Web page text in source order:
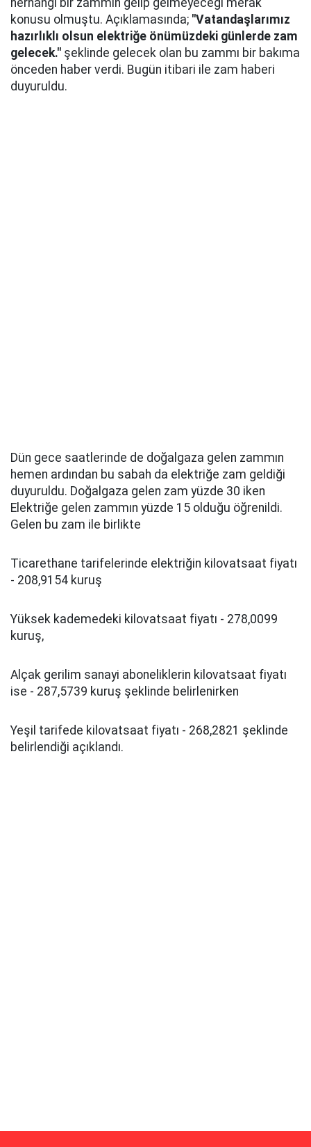
herhangi bir zammın gelip gelmeyeceği merak
konusu olmuştu. Açıklamasında; "Vatandaşlarımız
hazırlıklı olsun elektriğe önümüzdeki günlerde zam
gelecek." şeklinde gelecek olan bu zammı bir bakıma
önceden haber verdi. Bugün itibari ile zam haberi
duyuruldu.
Dün gece saatlerinde de doğalgaza gelen zammın
hemen ardından bu sabah da elektriğe zam geldiği
duyuruldu. Doğalgaza gelen zam yüzde 30 iken
Elektriğe gelen zammın yüzde 15 olduğu öğrenildi.
Gelen bu zam ile birlikte
Ticarethane tarifelerinde elektriğin kilovatsaat fiyatı
- 208,9154 kuruş
Yüksek kademedeki kilovatsaat fiyatı - 278,0099
kuruş,
Alçak gerilim sanayi aboneliklerin kilovatsaat fiyatı
ise - 287,5739 kuruş şeklinde belirlenirken
Yeşil tarifede kilovatsaat fiyatı - 268,2821 şeklinde
belirlendiği açıklandı.